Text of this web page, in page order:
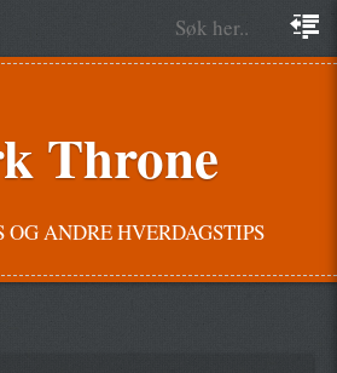
Throne
OG ANDRE HVERDAGSTIPS